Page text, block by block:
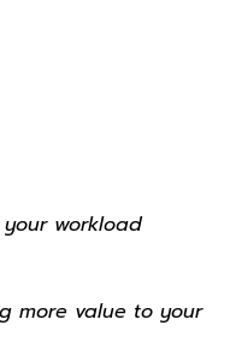
workload
more value to your